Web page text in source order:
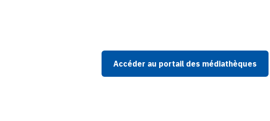
Accéder au portail des médiathèques